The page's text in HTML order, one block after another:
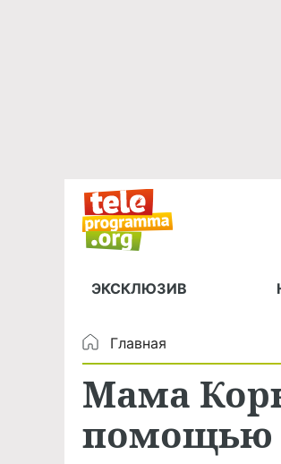
ЭКСКЛЮЗИВ
Главная
Мама
помощью